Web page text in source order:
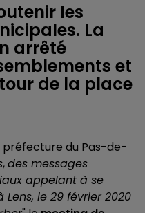
les
La
arrêté
et
de la place
préfecture du Pas-de-
,des messages
appelant à se
le 29 février 2020